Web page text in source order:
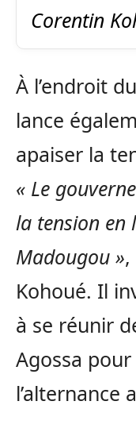
Corentin
À l’endroit
lance
apaiser la
« Le
la tension en
Madougou »
Kohoué. Il
à se réunir
Agossa
l’alternance